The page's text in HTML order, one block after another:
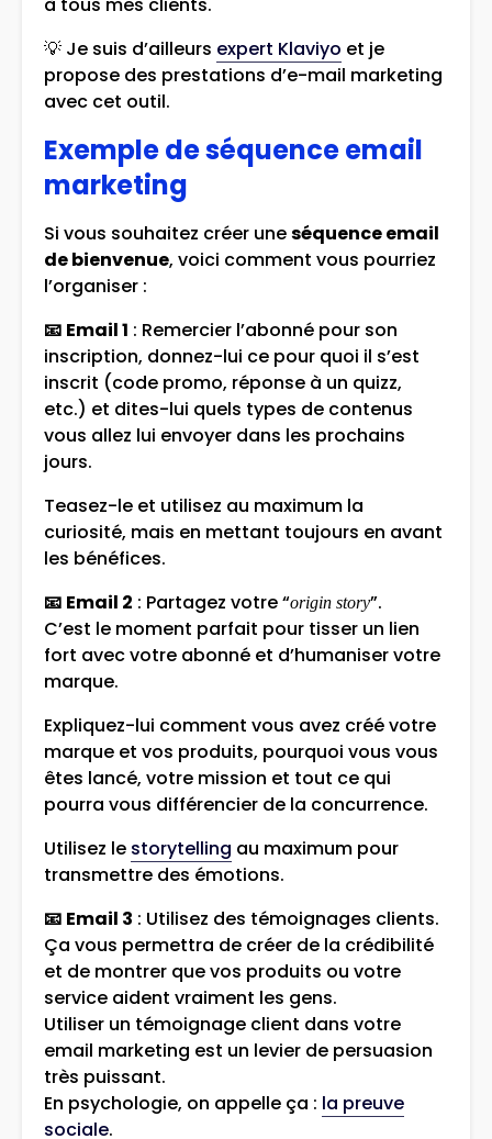
à tous mes clients.
💡 Je suis d’ailleurs expert Klaviyo et je
propose des prestations d’e-mail marketing
avec cet outil.
Exemple de séquence email
marketing
Si vous souhaitez créer uneséquence email
de bienvenue, voici comment vous pourriez
l’organiser :
📧 Email 1 : Remercier l’abonné pour son
inscription, donnez-lui ce pour quoi il s’est
inscrit (code promo, réponse à un quizz,
etc.) et dites-lui quels types de contenus
vous allez lui envoyer dans les prochains
jours.
Teasez-le et utilisez au maximum la
curiosité, mais en mettant toujours en avant
les bénéfices.
📧 Email 2 : Partagez votre “origin story”.
C’est le moment parfait pour tisser un lien
fort avec votre abonné et d’humaniser votre
marque.
Expliquez-lui comment vous avez créé votre
marque et vos produits, pourquoi vous vous
êtes lancé, votre mission et tout ce qui
pourra vous différencier de la concurrence.
Utilisez le storytelling au maximum pour
transmettre des émotions.
📧 Email 3 : Utilisez des témoignages clients.
Ça vous permettra de créer de la crédibilité
et de montrer que vos produits ou votre
service aident vraiment les gens.
Utiliser un témoignage client dans votre
email marketing est un levier de persuasion
très puissant.
En psychologie, on appelle ça : la preuve
sociale.